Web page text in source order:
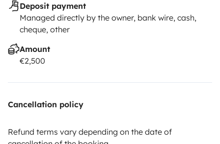
Deposit payment
Managed directly by the owner, bank wire, cash,
cheque, other
Amount
€2,500
Cancellation policy
Refund terms vary depending on the date of